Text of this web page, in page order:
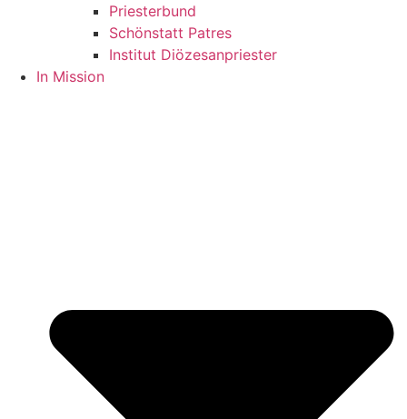
Priesterbund
Schönstatt Patres
Institut Diözesanpriester
In Mission